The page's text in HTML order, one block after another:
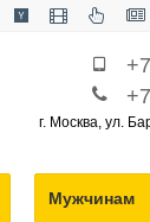
г. Москва, ул.
Мужчинам